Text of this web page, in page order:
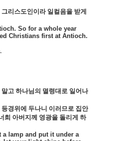
리스도인이라 일컬음을 받게
So for a whole year
Christians first at Antioch.
.
고 하나님의 멸령대로 일어나
경위에 두나니 이러므로 집안
희 아버지께 영광을 돌리게 하
lamp and put it under a